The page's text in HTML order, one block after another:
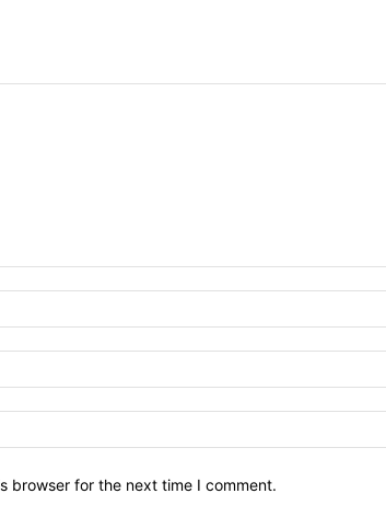
browser for the next time I comment.